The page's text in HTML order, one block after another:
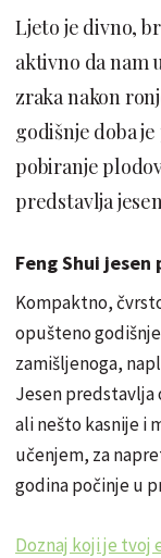
Ljeto je divno,
aktivno da nam
zraka nakon
godišnje doba
pobiranje
predstavlja
Feng Shui
Kompaktno,
opušteno
zamišljenoga,
Jesen
ali nešto kasnije i
učenjem, za
godina počinje u
Doznaj koji je tvoj